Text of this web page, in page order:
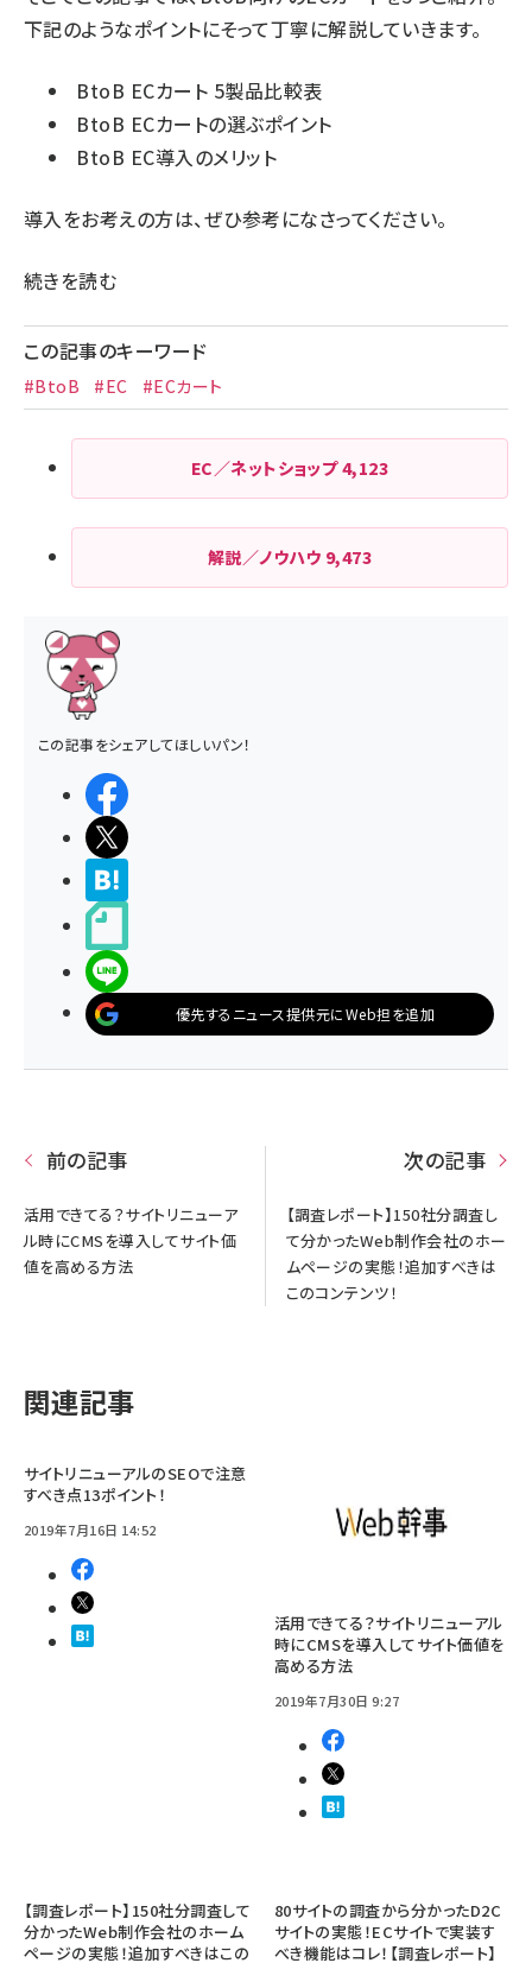
下記のようなポイントにそって丁寧に解説していきます。
BtoB ECカート 5製品比較表
BtoB ECカートの選ぶポイント
BtoB EC導入のメリット
導入をお考えの方は、ぜひ参考になさってください。
続きを読む
この記事のキーワード
#BtoB #EC #ECカート
EC／ネットショップ4,123
解説／ノウハウ 9,473
この記事をシェアしてほしいパン！
優先するニュース提供元にWeb担を追加
前の記事
活用できてる？サイトリニューア
ル時にCMSを導入してサイト価
値を高める方法
次の記事
【調査レポート】150社分調査し
て分かったWeb制作会社のホー
ムページの実態！追加すべきは
このコンテンツ！
関連記事
サイトリニューアルのSEOで注意
すべき点13ポイント！
2019年7月16日 14:52
活用できてる？サイトリニューアル
時にCMSを導入してサイト価値を
高める方法
2019年7月30日 9:27
【調査レポート】150社分調査して
分かったWeb制作会社のホーム
ページの実態！追加すべきはこの
80サイトの調査から分かったD2C
サイトの実態！ECサイトで実装す
べき機能はコレ！【調査レポート】